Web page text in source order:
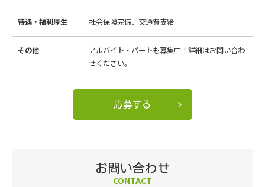
待遇・福利厚生 社会保険完備、交通費支給
その他
アルバイト・パートも募集中！詳細はお問い合わ
せください。
応募する
お問い合わせ
CONTACT